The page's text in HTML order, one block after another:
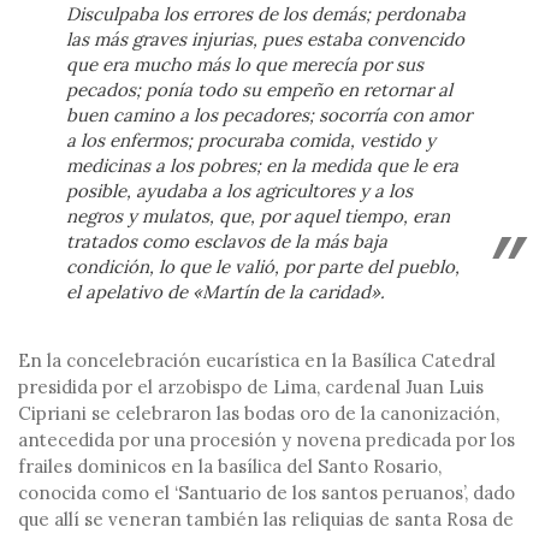
Disculpaba los errores de los demás; perdonaba
las más graves injurias, pues estaba convencido
que era mucho más lo que merecía por sus
pecados; ponía todo su empeño en retornar al
buen camino a los pecadores; socorría con amor
a los enfermos; procuraba comida, vestido y
medicinas a los pobres; en la medida que le era
posible, ayudaba a los agricultores y a los
negros y mulatos, que, por aquel tiempo, eran
tratados como esclavos de la más baja
condición, lo que le valió, por parte del pueblo,
el apelativo de «Martín de la caridad».
En la concelebración eucarística en la Basílica Catedral
presidida por el arzobispo de Lima, cardenal Juan Luis
Cipriani se celebraron las bodas oro de la canonización,
antecedida por una procesión y novena predicada por los
frailes dominicos en la basílica del Santo Rosario,
conocida como el ‘Santuario de los santos peruanos’, dado
que allí se veneran también las reliquias de santa Rosa de